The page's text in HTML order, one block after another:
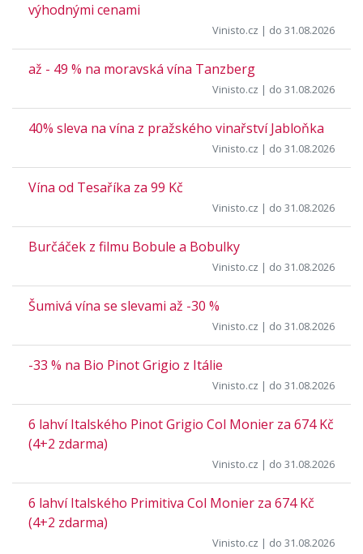
výhodnými cenami
Vinisto.cz | do 31.08.2026
až - 49 % na moravská vína Tanzberg
Vinisto.cz | do 31.08.2026
40% sleva na vína z pražského vinařství Jabloňka
Vinisto.cz | do 31.08.2026
Vína od Tesaříka za 99 Kč
Vinisto.cz | do 31.08.2026
Burčáček z filmu Bobule a Bobulky
Vinisto.cz | do 31.08.2026
Šumivá vína se slevami až -30 %
Vinisto.cz | do 31.08.2026
-33 % na Bio Pinot Grigio z Itálie
Vinisto.cz | do 31.08.2026
6 lahví Italského Pinot Grigio Col Monier za 674 Kč
(4+2 zdarma)
Vinisto.cz | do 31.08.2026
6 lahví Italského Primitiva Col Monier za 674 Kč
(4+2 zdarma)
Vinisto.cz | do 31.08.2026